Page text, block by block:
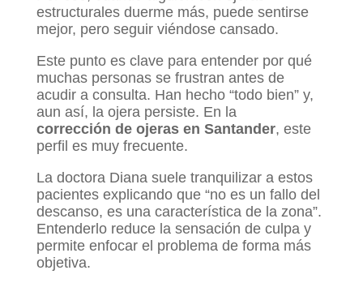
estructurales duerme más, puede sentirse
mejor, pero seguir viéndose cansado.
Este punto es clave para entender por qué
muchas personas se frustran antes de
acudir a consulta. Han hecho “todo bien” y,
aun así, la ojera persiste. En la
corrección de ojeras en Santander, este
perfil es muy frecuente.
La doctora Diana suele tranquilizar a estos
pacientes explicando que “no es un fallo del
descanso, es una característica de la zona”.
Entenderlo reduce la sensación de culpa y
permite enfocar el problema de forma más
objetiva.